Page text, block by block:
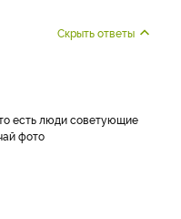
Скрыть ответы
есть люди советующие
фото